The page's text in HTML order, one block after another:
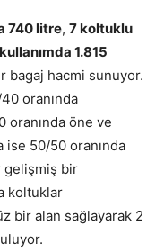
740 litre, 7 koltuklu
1.815
bagaj hacmi sunuyor.
oranında
oranında öne ve
ise 50/50 oranında
gelişmiş bir
koltuklar
bir alan sağlayarak 2